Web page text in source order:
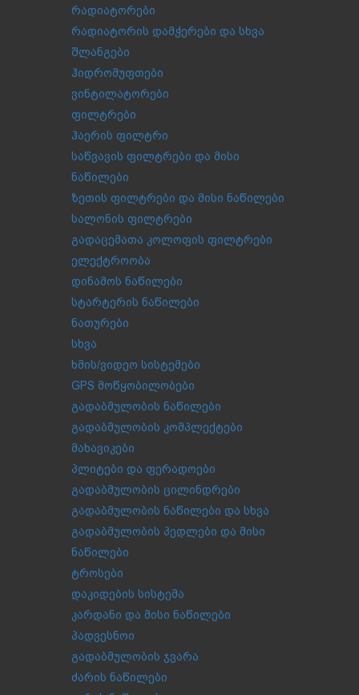
რადიატორები
რადიატორის დამჭერები და სხვა
შლანგები
ჰიდრომუფთები
ვინტილატორები
ფილტრები
ჰაერის ფილტრი
საწვავის ფილტრები და მისი
ნაწილები
ზეთის ფილტრები და მისი ნაწილები
სალონის ფილტრები
გადაცემათა კოლოფის ფილტრები
ელექტროობა
დინამოს ნაწილები
სტარტერის ნაწილები
ნათურები
სხვა
ხმის/ვიდეო სისტემები
GPS მოწყობილობები
გადაბმულობის ნაწილები
გადაბმულობის კომპლექტები
მახავიკები
პლიტები და ფერადოები
გადაბმულობის ცილინდრები
გადაბმულობის ნაწილები და სხვა
გადაბმულობის პედლები და მისი
ნაწილები
ტროსები
დაკიდების სისტემა
კარდანი და მისი ნაწილები
პადვესნოი
გადაბმულობის ჯვარა
ძარის ნაწილები